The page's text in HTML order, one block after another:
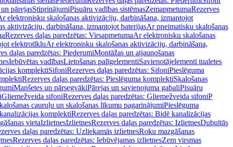
pārejasStiprinājumiPisuāru vadības sistēmasZemapmetumaRezerves
elektronisku skalošanas aktivizāciju, darbināšana, izmantojot
aktivizāciju, darbināšana, izmantojot baterijasAr pneimatisku skalošanas
Rezerves daļas paredzētas: VirsapmetumaAr elektronisku skalošanas
elektrotīkluAr elektronisku skalošanas aktivizāciju, darbināšana,
daļas paredzētas: PiederumiMontāžas un atjaunošanas
Iebūvētas vadībasLietošanas palīgelementiSavienotājelementi tualetes
komplektiSifoniRezerves daļas paredzētas: SifoniPieslēguma
Rezerves daļas paredzētas: Pieslēguma komplektiSkalošanas
Manšetes un pārsegvākiPārejas un savienojuma gabaliPisuāru
Gliemežveida sifoniRezerves daļas paredzētas: Gliemežveida sifoniP
cauruļu un skalošanas līkumu pagarinājumiPieslēguma
komplektiRezerves daļas paredzētas: Bidē kanalizācijas
vietaIzlietnesIzlietnesRezerves daļas paredzētas: IzlietnesDubultās
daļas paredzētas: Uzliekamās izlietnesRoku mazgāšanas
Rezerves daļas paredzētas: Iebūvējamas izlietnesZem virsmas